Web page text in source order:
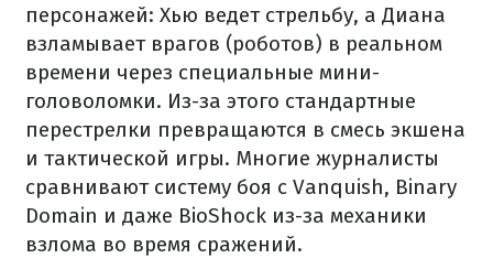
персонажей: Хью ведет стрельбу, а Диана
взламывает врагов (роботов) в реальном
времени через специальные мини-
головоломки. Из-за этого стандартные
перестрелки превращаются в смесь экшена
и тактической игры. Многие журналисты
сравнивают систему боя с Vanquish, Binary
Domain и даже BioShock из-за механики
взлома во время сражений.